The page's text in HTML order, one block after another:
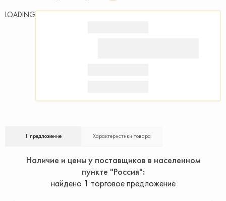
LOADING
1 предложение Характеристики товара
Наличие и цены у поставщиков в населенном
пункте "Россия"
найдено 1 торговое предложение